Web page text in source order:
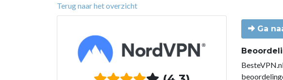
Terug naar het overzicht
Ga